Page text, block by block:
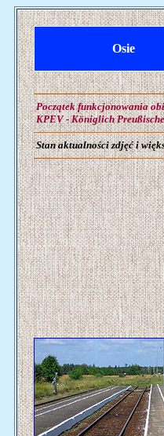
Osie
Początek funkcjonowania
KPEV - Königlich
Stan aktualności zdjęć i